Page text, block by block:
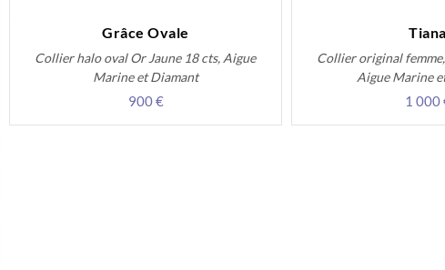
Grâce Ovale
Collier halo oval Or Jaune 18 cts, Aigue
Marine et Diamant
900 €
Tiana
Collier original
Aigue Marine
1 000